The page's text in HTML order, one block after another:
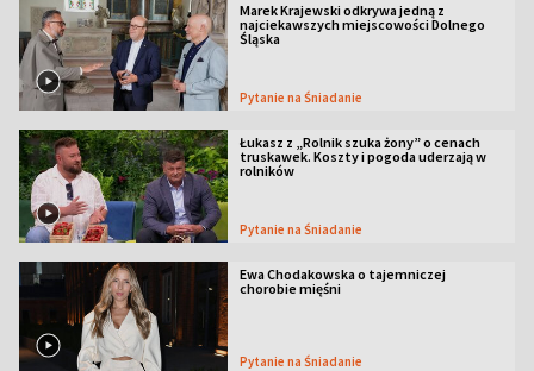
Marek Krajewski odkrywa jedną z
najciekawszych miejscowości Dolnego
Śląska
Pytanie na Śniadanie
Łukasz z „Rolnik szuka żony” o cenach
truskawek. Koszty i pogoda uderzają w
rolników
Pytanie na Śniadanie
Ewa Chodakowska o tajemniczej
chorobie mięśni
Pytanie na Śniadanie